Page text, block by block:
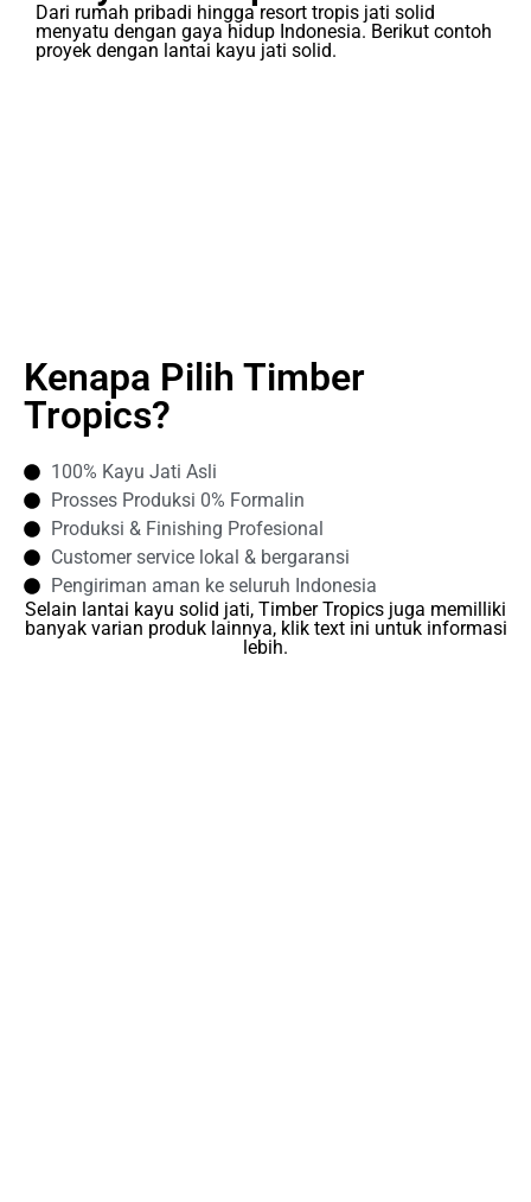
Dari rumah pribadi hingga resort tropis jati solid
menyatu dengan gaya hidup Indonesia. Berikut contoh
proyek dengan lantai kayu jati solid.
Kenapa Pilih Timber
Tropics?
100% Kayu Jati Asli
Prosses Produksi 0% Formalin
Produksi & Finishing Profesional
Customer service lokal & bergaransi
Pengiriman aman ke seluruh Indonesia
Selain lantai kayu solid jati, Timber Tropics juga memilliki
banyak varian produk lainnya, klik text ini untuk informasi
lebih.